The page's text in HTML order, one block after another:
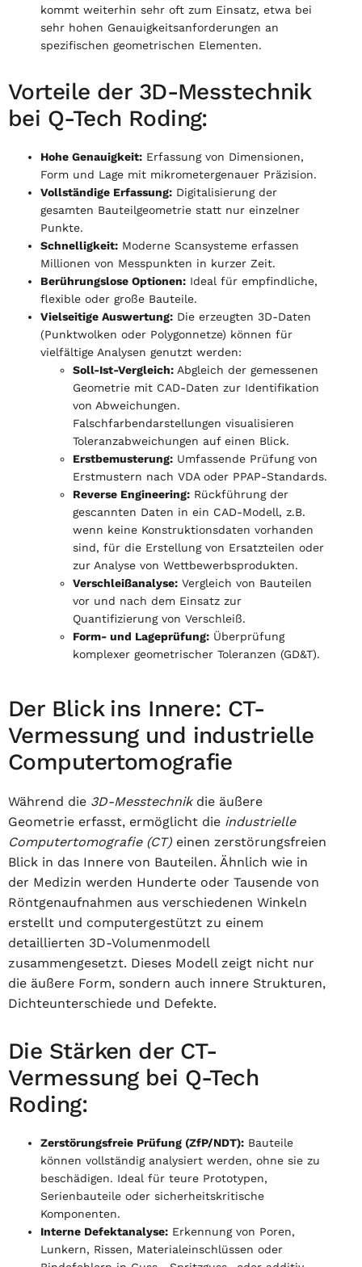
kommt weiterhin sehr oft zum Einsatz, etwa bei
sehr hohen Genauigkeitsanforderungen an
spezifischen geometrischen Elementen.
Vorteile der 3D-Messtechnik
bei Q-Tech Roding:
Hohe Genauigkeit: Erfassung von Dimensionen,
Form und Lage mit mikrometergenauer Präzision.
Vollständige Erfassung: Digitalisierung der
gesamten Bauteilgeometrie statt nur einzelner
Punkte.
Schnelligkeit: Moderne Scansysteme erfassen
Millionen von Messpunkten in kurzer Zeit.
Berührungslose Optionen: Ideal für empfindliche,
flexible oder große Bauteile.
Vielseitige Auswertung: Die erzeugten 3D-Daten
(Punktwolken oder Polygonnetze) können für
vielfältige Analysen genutzt werden:
Soll-Ist-Vergleich: Abgleich der gemessenen
Geometrie mit CAD-Daten zur Identifikation
von Abweichungen.
Falschfarbendarstellungen visualisieren
Toleranzabweichungen auf einen Blick.
Erstbemusterung: Umfassende Prüfung von
Erstmustern nach VDA oder PPAP-Standards.
Reverse Engineering: Rückführung der
gescannten Daten in ein CAD-Modell, z.B.
wenn keine Konstruktionsdaten vorhanden
sind, für die Erstellung von Ersatzteilen oder
zur Analyse von Wettbewerbsprodukten.
Verschleißanalyse: Vergleich von Bauteilen
vor und nach dem Einsatz zur
Quantifizierung von Verschleiß.
Form- und Lageprüfung: Überprüfung
komplexer geometrischer Toleranzen (GD&T).
Der Blick ins Innere: CT-
Vermessung und industrielle
Computertomografie
Während die 3D-Messtechnikdie äußere
Geometrie erfasst, ermöglicht die industrielle
Computertomografie (CT) einen zerstörungsfreien
Blick in das Innere von Bauteilen. Ähnlich wie in
der Medizin werden Hunderte oder Tausende von
Röntgenaufnahmen aus verschiedenen Winkeln
erstellt und computergestützt zu einem
detaillierten 3D-Volumenmodell
zusammengesetzt. Dieses Modell zeigt nicht nur
die äußere Form, sondern auch innere Strukturen,
Dichteunterschiede und Defekte.
Die Stärken der CT-
Vermessung bei Q-Tech
Roding:
Zerstörungsfreie Prüfung (ZfP/NDT): Bauteile
können vollständig analysiert werden, ohne sie zu
beschädigen. Ideal für teure Prototypen,
Serienbauteile oder sicherheitskritische
Komponenten.
Interne Defektanalyse: Erkennung von Poren,
Lunkern, Rissen, Materialeinschlüssen oder